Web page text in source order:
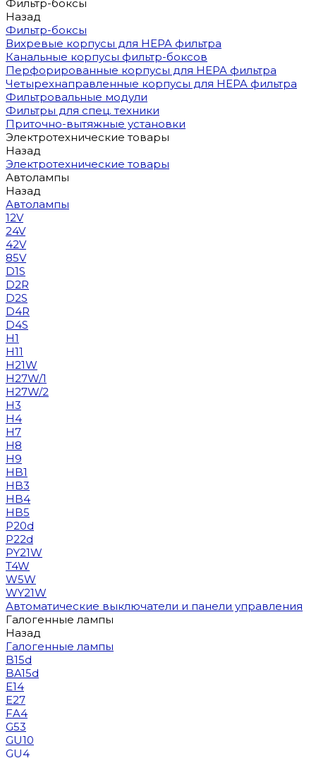
Фильтр-боксы
Назад
Фильтр-боксы
Вихревые корпусы для HEPA фильтра
Канальные корпусы фильтр-боксов
Перфорированные корпусы для HEPA фильтра
Четырехнаправленные корпусы для HEPA фильтра
Фильтровальные модули
Фильтры для спец. техники
Приточно-вытяжные установки
Электротехнические товары
Назад
Электротехнические товары
Автолампы
Назад
Автолампы
12V
24V
42V
85V
D1S
D2R
D2S
D4R
D4S
H1
H11
H21W
H27W/1
H27W/2
H3
H4
H7
H8
H9
HB1
HB3
HB4
HB5
P20d
P22d
PY21W
T4W
W5W
WY21W
Автоматические выключатели и панели управления
Галогенные лампы
Назад
Галогенные лампы
B15d
BA15d
E14
E27
FA4
G53
GU10
GU4